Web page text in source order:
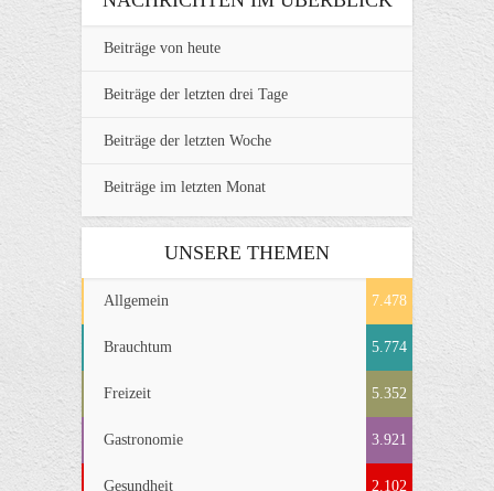
Beiträge von heute
Beiträge der letzten drei Tage
Beiträge der letzten Woche
Beiträge im letzten Monat
UNSERE THEMEN
Allgemein 7.478
Brauchtum 5.774
Freizeit 5.352
Gastronomie 3.921
Gesundheit 2.102